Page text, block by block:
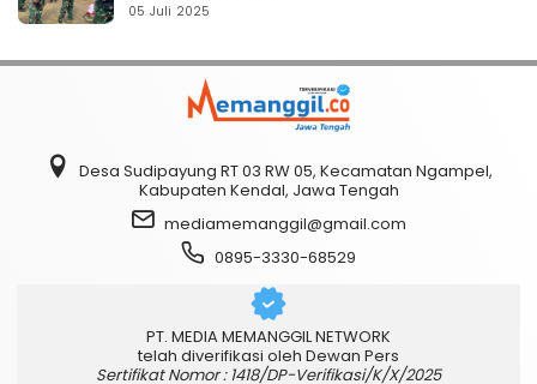
05 Juli 2025
Desa Sudipayung RT 03 RW 05, Kecamatan Ngampel,
Kabupaten Kendal, Jawa Tengah
mediamemanggil@gmail.com
0895-3330-68529
PT. MEDIA MEMANGGIL NETWORK
telah diverifikasi oleh Dewan Pers
Sertifikat Nomor : 1418/DP-Verifikasi/K/X/2025